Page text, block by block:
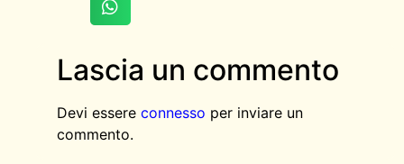
Lascia un commento
Devi essere connesso per inviare un
commento.